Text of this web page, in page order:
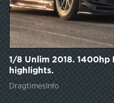
1/8 Unlim 2018. 1400hp
highlights.
DragtimesInfo